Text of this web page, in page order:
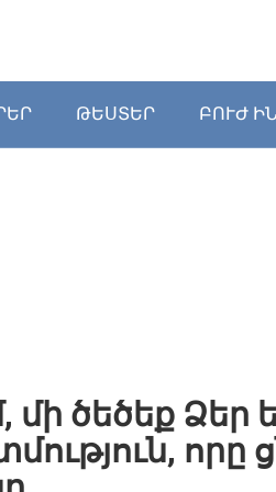
ԹԵՍՏԵՐ ԲՈՒԺ
մի ծեծեք
որը